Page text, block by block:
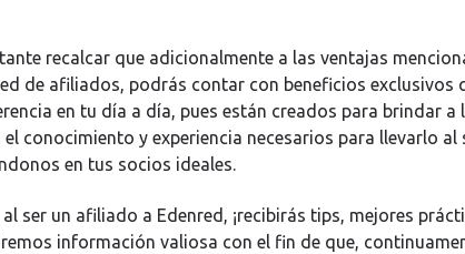
recalcar que adicionalmente a las ventajas
de afiliados, podrás contar con beneficios exclusivos
en tu día a día, pues están creados para brindar a
el conocimiento y experiencia necesarios para llevarlo al
en tus socios ideales.
ser un afiliado a Edenred, ¡recibirás tips, mejores
información valiosa con el fin de que,